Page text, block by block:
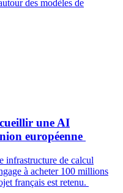
des modèles de
une AI
européenne
infrastructure de calcul
à acheter 100 millions
français est retenu.